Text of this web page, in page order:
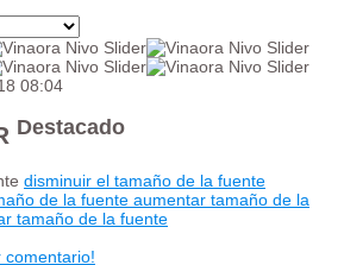
08:04
Destacado
disminuir el tamaño de la fuente
aumentar tamaño de la
comentario!